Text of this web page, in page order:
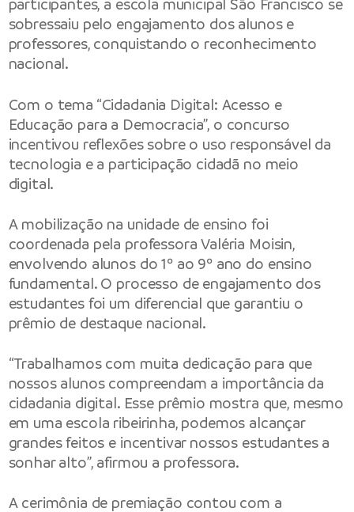
participantes, a escola municipal São Francisco se
sobressaiu pelo engajamento dos alunos e
professores, conquistando o reconhecimento
nacional.
Com o tema “Cidadania Digital: Acesso e
Educação para a Democracia”, o concurso
incentivou reflexões sobre o uso responsável da
tecnologia e a participação cidadã no meio
digital.
A mobilização na unidade de ensino foi
coordenada pela professora Valéria Moisin,
envolvendo alunos do 1º ao 9º ano do ensino
fundamental. O processo de engajamento dos
estudantes foi um diferencial que garantiu o
prêmio de destaque nacional.
“Trabalhamos com muita dedicação para que
nossos alunos compreendam a importância da
cidadania digital. Esse prêmio mostra que, mesmo
em uma escola ribeirinha, podemos alcançar
grandes feitos e incentivar nossos estudantes a
sonhar alto”, afirmou a professora.
A cerimônia de premiação contou com a